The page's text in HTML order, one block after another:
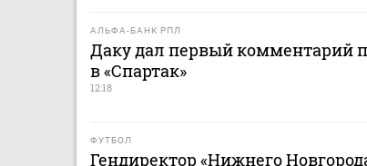
АЛЬФА-БАНК РПЛ
Даку дал первый комментарий
в «Спартак»
12:18
ФУТБОЛ
Гендиректор «Нижнего